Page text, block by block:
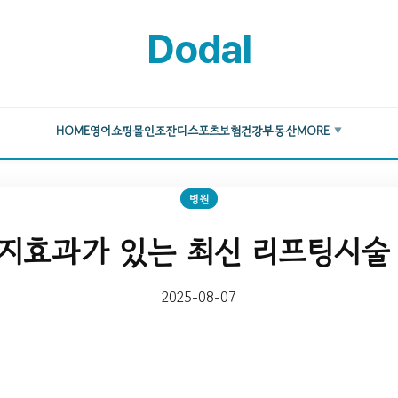
Dodal
HOME영어쇼핑몰인조잔디스포츠보험건강부동산MORE ▼
병원
효과가 있는 최신 리프팅시
2025-08-07